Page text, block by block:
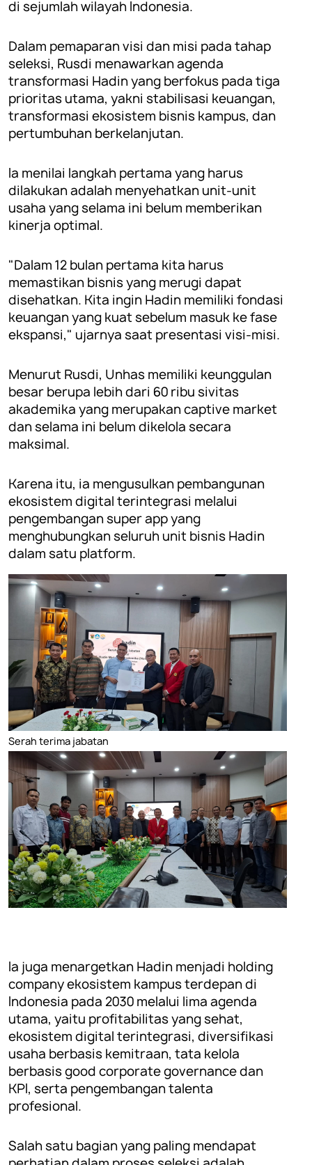
di sejumlah wilayah Indonesia.
Dalam pemaparan visi dan misi pada tahap
seleksi, Rusdi menawarkan agenda
transformasi Hadin yang berfokus pada tiga
prioritas utama, yakni stabilisasi keuangan,
transformasi ekosistem bisnis kampus, dan
pertumbuhan berkelanjutan.
Ia menilai langkah pertama yang harus
dilakukan adalah menyehatkan unit-unit
usaha yang selama ini belum memberikan
kinerja optimal.
"Dalam 12 bulan pertama kita harus
memastikan bisnis yang merugi dapat
disehatkan. Kita ingin Hadin memiliki fondasi
keuangan yang kuat sebelum masuk ke fase
ekspansi," ujarnya saat presentasi visi-misi.
Menurut Rusdi, Unhas memiliki keunggulan
besar berupa lebih dari 60 ribu sivitas
akademika yang merupakan captive market
dan selama ini belum dikelola secara
maksimal.
Karena itu, ia mengusulkan pembangunan
ekosistem digital terintegrasi melalui
pengembangan super app yang
menghubungkan seluruh unit bisnis Hadin
dalam satu platform.
Serah terima jabatan
Ia juga menargetkan Hadin menjadi holding
company ekosistem kampus terdepan di
Indonesia pada 2030 melalui lima agenda
utama, yaitu profitabilitas yang sehat,
ekosistem digital terintegrasi, diversifikasi
usaha berbasis kemitraan, tata kelola
berbasis good corporate governance dan
KPI, serta pengembangan talenta
profesional.
Salah satu bagian yang paling mendapat